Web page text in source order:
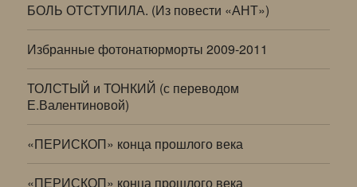
БОЛЬ ОТСТУПИЛА. (Из повести «АНТ»)
Избранные фотонатюрморты 2009-2011
ТОЛСТЫЙ и ТОНКИЙ (с переводом
Е.Валентиновой)
«ПЕРИСКОП» конца прошлого века
«ПЕРИСКОП» конца прошлого века